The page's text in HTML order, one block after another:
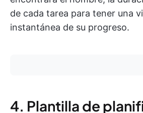
de cada tarea para tener una
instantánea de su progreso.
4. Plantilla de